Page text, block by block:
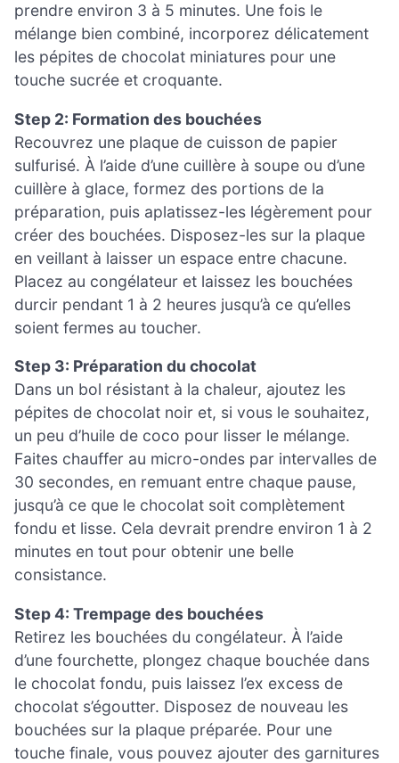
prendre environ 3 à 5 minutes. Une fois le
mélange bien combiné, incorporez délicatement
les pépites de chocolat miniatures pour une
touche sucrée et croquante.
Step 2: Formation des bouchées
Recouvrez une plaque de cuisson de papier
sulfurisé. À l’aide d’une cuillère à soupe ou d’une
cuillère à glace, formez des portions de la
préparation, puis aplatissez-les légèrement pour
créer des bouchées. Disposez-les sur la plaque
en veillant à laisser un espace entre chacune.
Placez au congélateur et laissez les bouchées
durcir pendant 1 à 2 heures jusqu’à ce qu’elles
soient fermes au toucher.
Step 3: Préparation du chocolat
Dans un bol résistant à la chaleur, ajoutez les
pépites de chocolat noir et, si vous le souhaitez,
un peu d’huile de coco pour lisser le mélange.
Faites chauffer au micro-ondes par intervalles de
30 secondes, en remuant entre chaque pause,
jusqu’à ce que le chocolat soit complètement
fondu et lisse. Cela devrait prendre environ 1 à 2
minutes en tout pour obtenir une belle
consistance.
Step 4: Trempage des bouchées
Retirez les bouchées du congélateur. À l’aide
d’une fourchette, plongez chaque bouchée dans
le chocolat fondu, puis laissez l’ex excess de
chocolat s’égoutter. Disposez de nouveau les
bouchées sur la plaque préparée. Pour une
touche finale, vous pouvez ajouter des garnitures